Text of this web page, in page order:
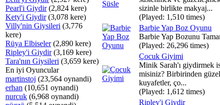
Pearl'i Giydir(2,824 kere)
Kety'i Giydir(3,078 kere)
Villy'nin Giysileri (3,776
kere)
Rüya Elbiseler(2,890 kere)
Ripley'i Giydir(3,169 kere)
Tara'nın Giysileri (3,659 kere)
En iyi Oyuncular
martinstoj (23,564 oynandi)
erhan (10,651 oynandi)
nurcuk (6,968 oynandi)
sizinle birlikte makyaj...
(Played: 1,510 times)
Barbie Yap Boz Oyunu
Barbie Yap Bozunu
(Played: 26,296 times)
Çocuk Giyimi
Minik Sarah'ı giydirmek
misiniz? Birbirinden
kuyafetler, ço...
(Played: 1,612 times)
Ripley'i Giydir